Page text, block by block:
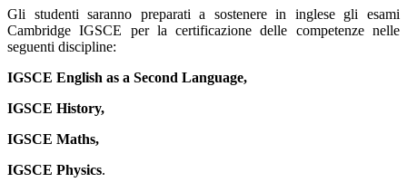
Gli studenti saranno preparati a sostenere in inglese gli esami
Cambridge IGSCE per la certificazione delle competenze nelle
seguenti discipline:
IGSCE English as a Second Language,
IGSCE History,
IGSCE Maths,
IGSCE Physics.